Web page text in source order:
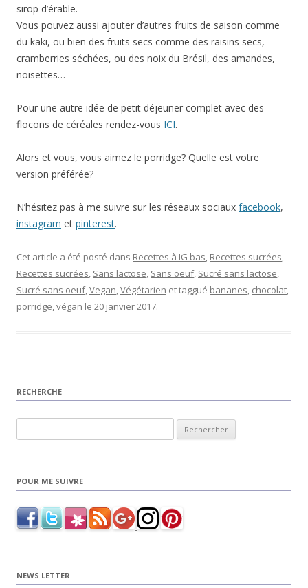
sirop d’érable.
Vous pouvez aussi ajouter d’autres fruits de saison comme
du kaki, ou bien des fruits secs comme des raisins secs,
cramberries séchées, ou des noix du Brésil, des amandes,
noisettes…
Pour une autre idée de petit déjeuner complet avec des
flocons de céréales rendez-vous ICI.
Alors et vous, vous aimez le porridge? Quelle est votre
version préférée?
N’hésitez pas à me suivre sur les réseaux sociaux facebook,
instagram et pinterest.
Cet article a été posté dans Recettes à IG bas, Recettes sucrées,
Recettes sucrées, Sans lactose, Sans oeuf, Sucré sans lactose,
Sucré sans oeuf,Vegan,Végétarien et taggué bananes, chocolat,
porridge,végan le 20 janvier 2017.
RECHERCHE
POUR ME SUIVRE
NEWS LETTER